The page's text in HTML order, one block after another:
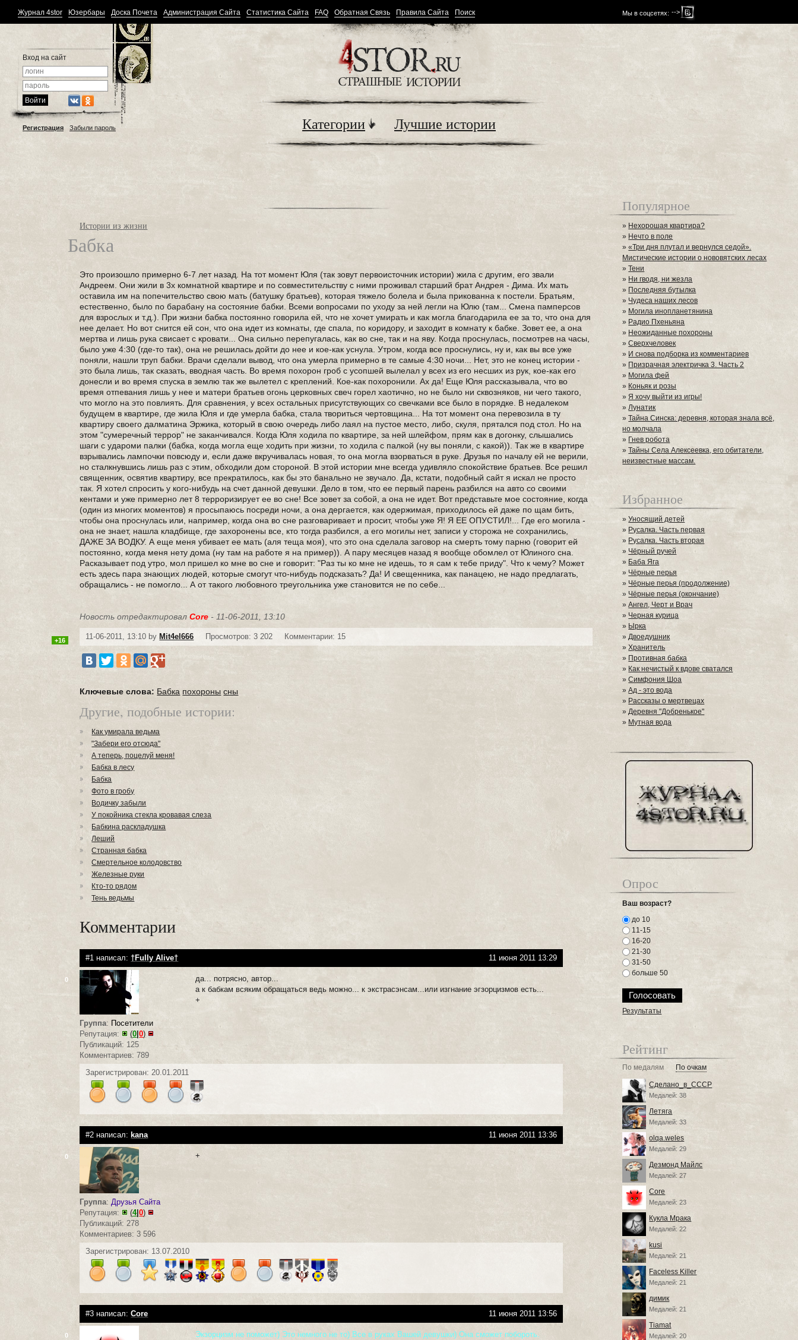
Мы в соцсетях: -->
Журнал 4stor Юзербары Доска Почета Администрация Сайта Статистика Сайта FAQ Обратная Связь Правила Сайта Поиск
Вход на сайт
Регистрация Забыли пароль Категории Лучшие истории
Истории из жизни
Бабка
Это произошло примерно 6-7 лет назад. На тот момент Юля (так зовут первоисточник истории) жила с другим, его звали
Андреем. Они жили в 3х комнатной квартире и по совместительству с ними проживал старший брат Андрея - Дима. Их мать
оставила им на попечительство свою мать (батушку братьев), которая тяжело болела и была прикованна к постели. Братьям,
естественно, было по барабану на состояние бабки. Всеми вопросами по уходу за ней легли на Юлю (там... Смена памперсов
для взрослых и т.д.). При жизни бабка постоянно говорила ей, что не хочет умирать и как могла благодарила ее за то, что она для
нее делает. Но вот снится ей сон, что она идет из комнаты, где спала, по коридору, и заходит в комнату к бабке. Зовет ее, а она
мертва и лишь рука свисает с кровати... Она сильно перепугалась, как во сне, так и на яву. Когда проснулась, посмотрев на часы,
было уже 4:30 (где-то так), она не решилась дойти до нее и кое-как уснула. Утром, когда все проснулись, ну и, как вы все уже
поняли, нашли труп бабки. Врачи сделали вывод, что она умерла примерно в те самые 4:30 ночи... Нет, это не конец истории -
это была лишь, так сказать, вводная часть. Во время похорон гроб с усопшей вылелал у всех из его несших из рук, кое-как его
донесли и во время спуска в землю так же вылетел с креплений. Кое-как похоронили. Ах да! Еще Юля рассказывала, что во
время отпевания лишь у нее и матери братьев огонь церковных свеч горел хаотично, но не было ни сквозняков, ни чего такого,
что могло на это повлиять. Для сравнения, у всех остальных присутствующих со свечками все было в порядке. В недалеком
будущем в квартире, где жила Юля и где умерла бабка, стала твориться чертовщина... На тот момент она перевозила в ту
квартиру своего далматина Эржика, который в свою очередь либо лаял на пустое место, либо, скуля, прятался под стол. Но на
этом "сумеречный террор" не заканчивался. Когда Юля ходила по квартире, за ней шлейфом, прям как в догонку, слышались
шаги с удароми палки (бабка, когда могла еще ходить при жизни, то ходила с палкой (ну вы поняли, с какой)). Так же в квартире
взрывались лампочки повсюду и, если даже вкручивалась новая, то она могла взорваться в руке. Друзья по началу ей не верили,
но сталкнувшись лишь раз с этим, обходили дом стороной. В этой истории мне всегда удивляло спокойствие братьев. Все решил
священник, освятив квартиру, все прекратилось, как бы это банально не звучало. Да, кстати, подобный сайт я искал не просто
так. Я хотел спросить у кого-нибудь на счет данной девушки. Дело в том, что ее первый парень разбился на авто со своими
кентами и уже примерно лет 8 терроризирует ее во сне! Все зовет за собой, а она не идет. Вот представьте мое состояние, когда
(один из многих моментов) я просыпаюсь посреди ночи, а она дергается, как одержимая, приходилось ей даже по щам бить,
чтобы она проснулась или, например, когда она во сне разговаривает и просит, чтобы уже Я! Я ЕЕ ОПУСТИЛ!... Где его могила -
она не знает, нашла кладбище, где захоронены все, кто тогда разбился, а его могилы нет, записи у сторожа не сохранились,
ДАЖЕ ЗА ВОДКУ. А еще меня убивает ее мать (аля теща моя), что это она сделала заговор на смерть тому парню (говорит ей
постоянно, когда меня нету дома (ну там на работе я на пример)). А пару месяцев назад я вообще обомлел от Юлиного сна.
Расказывает под утро, мол пришел ко мне во сне и говорит: "Раз ты ко мне не идешь, то я сам к тебе приду". Что к чему? Может
есть здесь пара знающих людей, которые смогут что-нибудь подсказать? Да! И свещенника, как панацею, не надо предлагать,
обращались - не помогло... А от такого любовного треугольника уже становится не по себе...
Новость отредактировалCore - 11-06-2011, 13:10
11-06-2011, 13:10 by Mit4el666 Просмотров: 3 202 Комментарии: 15
+16
Ключевые слова: Бабка похороны сны
Другие, подобные истории:
Как умирала ведьма
"Забери его отсюда"
А теперь, поцелуй меня!
Бабка в лесу
Бабка
Фото в гробу
Водичку забыли
У покойника стекла кровавая слеза
Бабкина раскладушка
Леший
Странная бабка
Смертельное колодовство
Железные руки
Кто-то рядом
Тень ведьмы
Комментарии
#1 написал:†Fully Alive† 11 июня 2011 13:29
0
Группа: Посетители
Репутация:
(0 |0)
Публикаций: 125
Комментариев: 789
да... потрясно, автор...
а к бабкам всяким обращаться ведь можно... к экстрасэнсам...или изгнание эгзорцизмов есть...
+
Зарегистрирован: 20.01.2011
#2 написал: kana 11 июня 2011 13:36
0
Группа:Друзья Сайта
Репутация:
(4|0)
Публикаций: 278
Комментариев: 3 596
+
Зарегистрирован: 13.07.2010
#3 написал:Core 11 июня 2011 13:56
0
Экзорцизм не поможет) Это немного не то) Все в руках Вашей девушки) Она сможет побороть.
Популярное
» Нехорошая квартира?
» Нечто в поле
»«Три дня плутал и вернулся седой».
Мистические истории о нововятских лесах
»Тени
» Ни гводя, ни жезла
» Последняя бутылка
» Чудеса наших лесов
» Могила инопланетянина
» Радио Пхеньяна
» Неожиданные похороны
»Сверхчеловек
» И снова подборка из комментариев
» Призрачная электричка 3. Часть 2
» Могила фей
» Коньяк и розы
»Я хочу выйти из игры!
»Лунатик
»Тайна Синска: деревня, которая знала всё,
но молчала
» Гнев робота
»Тайны Села Алексеевка, его обитатели,
неизвестные массам.
Избранное
»Уносящий детей
» Русалка. Часть первая
» Русалка. Часть вторая
» Чёрный ручей
» Баба Яга
»Чёрные перья
» Чёрные перья (продолжение)
» Чёрные перья (окончание)
»Ангел, Черт и Врач
» Черная курица
» Ырка
»Двоедушник
»Хранитель
» Противная бабка
» Как нечистый к вдове сватался
»Симфония Шоа
»Ад - это вода
» Рассказы о мертвецах
»Деревня "Добренькое"
» Мутная вода
Опрос
Ваш возраст?
до 10
11-15
16-20
21-30
31-50
больше 50
Результаты
Рейтинг
По медалям По очкам
Сделано_в_СССР
Медалей: 38
Летяга
Медалей: 33
olqa.weles
Медалей: 29
Дезмонд Майлс
Медалей: 27
Core
Медалей: 23
Кукла Мрака
Медалей: 22
kusi
Медалей: 21
Faceless Killer
Медалей: 21
димик
Медалей: 21
Tiamat
Медалей: 20